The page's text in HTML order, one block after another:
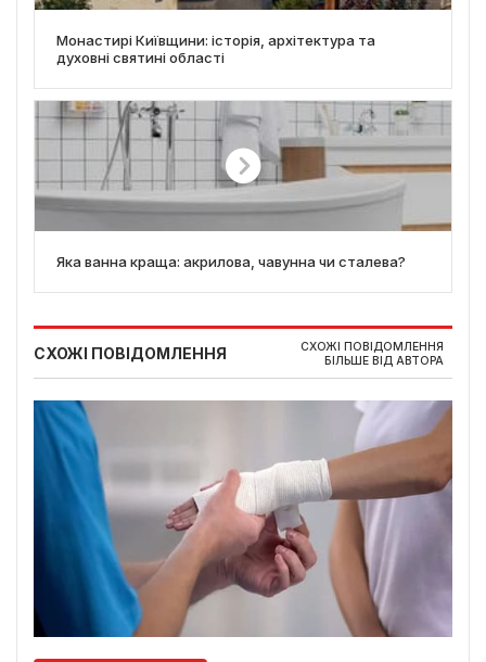
Монастирі Київщини: історія, архітектура та
духовні святині області
Яка ванна краща: акрилова, чавунна чи сталева?
СХОЖІ ПОВІДОМЛЕННЯ
СХОЖІ ПОВІДОМЛЕННЯ
БІЛЬШЕ ВІД АВТОРА